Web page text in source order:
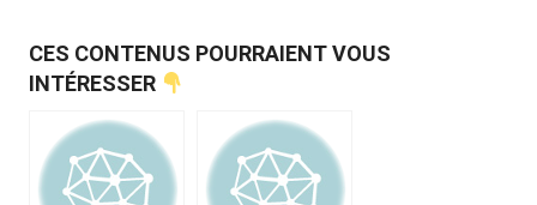
CES CONTENUS POURRAIENT VOUS
INTÉRESSER